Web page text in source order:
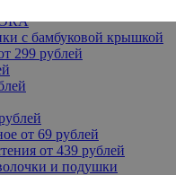
с бамбуковой крышкой
299 рублей
от 69 рублей
от 439 рублей
и подушки